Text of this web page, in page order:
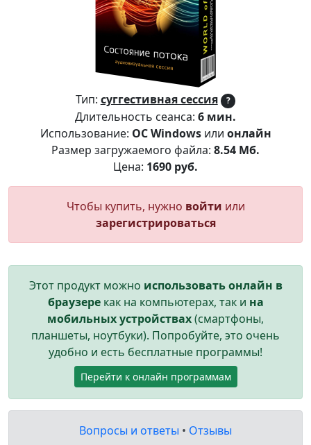
Тип: суггестивная сессия ?
Длительность сеанса: 6 мин.
Использование: ОС Windowsили онлайн
Размер загружаемого файла: 8.54 Мб.
Цена: 1690 руб.
Чтобы купить, нужно войти или
зарегистрироваться
Этот продукт можно использовать онлайн в
браузерекак на компьютерах, так и на
мобильных устройствах(смартфоны,
планшеты, ноутбуки). Попробуйте, это очень
удобно и есть бесплатные программы!
Перейти к онлайн программам
Вопросы и ответы • Отзывы